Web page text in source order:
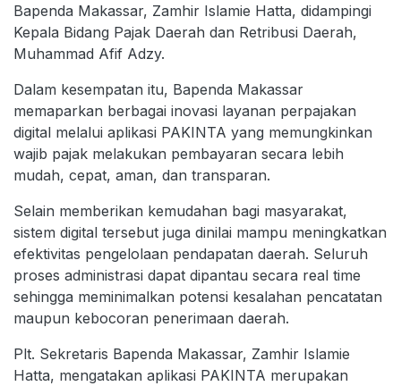
Bapenda Makassar, Zamhir Islamie Hatta, didampingi
Kepala Bidang Pajak Daerah dan Retribusi Daerah,
Muhammad Afif Adzy.
Dalam kesempatan itu, Bapenda Makassar
memaparkan berbagai inovasi layanan perpajakan
digital melalui aplikasi PAKINTA yang memungkinkan
wajib pajak melakukan pembayaran secara lebih
mudah, cepat, aman, dan transparan.
Selain memberikan kemudahan bagi masyarakat,
sistem digital tersebut juga dinilai mampu meningkatkan
efektivitas pengelolaan pendapatan daerah. Seluruh
proses administrasi dapat dipantau secara real time
sehingga meminimalkan potensi kesalahan pencatatan
maupun kebocoran penerimaan daerah.
Plt. Sekretaris Bapenda Makassar, Zamhir Islamie
Hatta, mengatakan aplikasi PAKINTA merupakan